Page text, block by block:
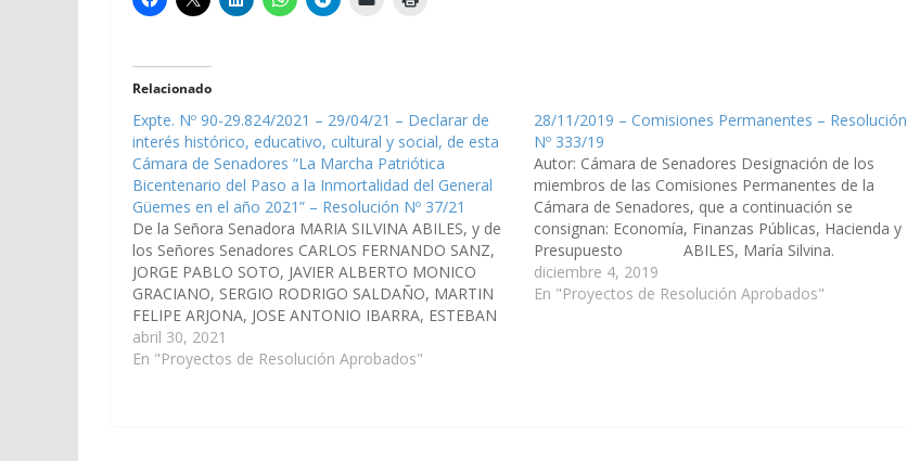
Relacionado
Expte. Nº 90-29.824/2021 – 29/04/21 – Declarar de
interés histórico, educativo, cultural y social, de esta
Cámara de Senadores “La Marcha Patriótica
Bicentenario del Paso a la Inmortalidad del General
Güemes en el año 2021” – Resolución Nº 37/21
De la Señora Senadora MARIA SILVINA ABILES, y de
los Señores Senadores CARLOS FERNANDO SANZ,
JORGE PABLO SOTO, JAVIER ALBERTO MONICO
GRACIANO, SERGIO RODRIGO SALDAÑO, MARTIN
FELIPE ARJONA, JOSE ANTONIO IBARRA, ESTEBAN
D´ANDREA CORNEJO, HECTOR DANIEL D´AURIA,
MASHUR LAPAD, MARCELO DURVAL GARCIA,
abril 30, 2021
En "Proyectos de Resolución Aprobados"
28/11/2019 – Comisiones Permanentes – Resolución
Nº 333/19
Autor: Cámara de Senadores Designación de los
miembros de las Comisiones Permanentes de la
Cámara de Senadores, que a continuación se
consignan: Economía, Finanzas Públicas, Hacienda y
Presupuesto ABILES, María Silvina.
SOTO, Jorge Pablo. …
diciembre 4, 2019
En "Proyectos de Resolución Aprobados"